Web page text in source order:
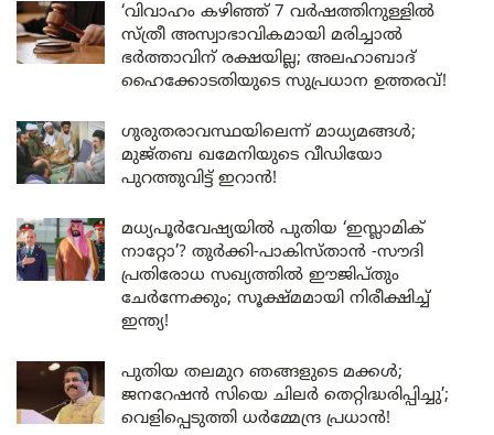
‘വിവാഹം കഴിഞ്ഞ് 7 വർഷത്തിനുള്ളിൽ
സ്ത്രീ അസ്വാഭാവികമായി മരിച്ചാൽ
ഭർത്താവിന് രക്ഷയില്ല; അലഹാബാദ്
ഹൈക്കോടതിയുടെ സുപ്രധാന ഉത്തരവ്!
ഗുരുതരാവസ്ഥയിലെന്ന് മാധ്യമങ്ങൾ;
മുജ്തബ ഖമേനിയുടെ വീഡിയോ
പുറത്തുവിട്ട് ഇറാൻ!
മധ്യപൂർവേഷ്യയിൽ പുതിയ ‘ഇസ്ലാമിക്
നാറ്റോ’? തുർക്കി-പാകിസ്താൻ -സൗദി
പ്രതിരോധ സഖ്യത്തിൽ ഈജിപ്തും
ചേർന്നേക്കും; സൂക്ഷ്മമായി നിരീക്ഷിച്ച്
ഇന്ത്യ!
പുതിയ തലമുറ ഞങ്ങളുടെ മക്കൾ;
ജനറേഷൻ സിയെ ചിലർ തെറ്റിദ്ധരിപ്പിച്ചു’;
വെളിപ്പെടുത്തി ധർമ്മേന്ദ്ര പ്രധാൻ!